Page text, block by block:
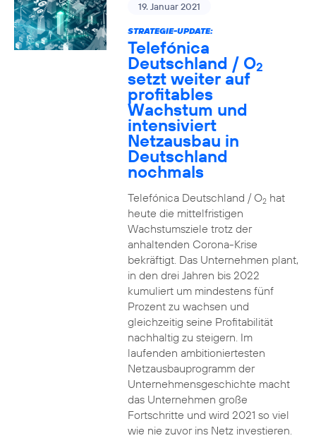
19. Januar 2021
STRATEGIE-UPDATE:
Telefónica
Deutschland / O2
setzt weiter auf
profitables
Wachstum und
intensiviert
Netzausbau in
Deutschland
nochmals
Telefónica Deutschland / O2hat
heute die mittelfristigen
Wachstumsziele trotz der
anhaltenden Corona-Krise
bekräftigt. Das Unternehmen plant,
in den drei Jahren bis 2022
kumuliert um mindestens fünf
Prozent zu wachsen und
gleichzeitig seine Profitabilität
nachhaltig zu steigern. Im
laufenden ambitioniertesten
Netzausbauprogramm der
Unternehmensgeschichte macht
das Unternehmen große
Fortschritte und wird 2021 so viel
wie nie zuvor ins Netz investieren.